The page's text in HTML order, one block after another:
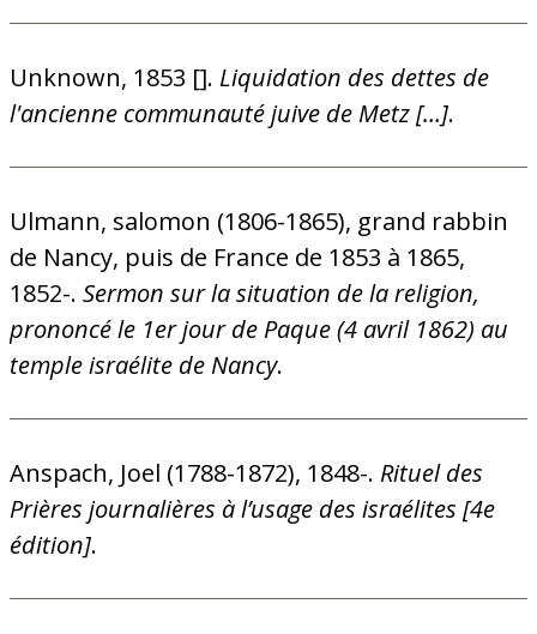
Unknown, 1853 []. Liquidation des dettes de
l'ancienne communauté juive de Metz […].
Ulmann, salomon (1806-1865), grand rabbin
de Nancy, puis de France de 1853 à 1865,
1852-. Sermon sur la situation de la religion,
prononcé le 1er jour de Paque (4 avril 1862) au
temple israélite de Nancy.
Anspach, Joel (1788-1872), 1848-. Rituel des
Prières journalières à l’usage des israélites [4e
édition].